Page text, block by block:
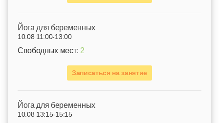
Йога для беременных
10.08 11:00-13:00
Свободных мест: 2
Записаться на занятие
Йога для беременных
10.08 13:15-15:15